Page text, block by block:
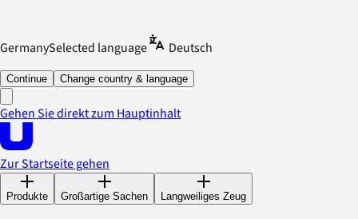
GermanySelected language Deutsch
Continue Change country & language
Gehen Sie direkt zum Hauptinhalt
Zur Startseite gehen
Produkte Großartige Sachen Langweiliges Zeug